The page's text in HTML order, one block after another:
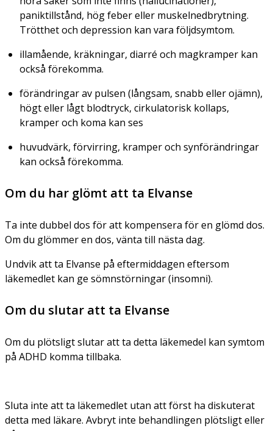
paniktillstånd, hög feber eller muskelnedbrytning.
Trötthet och depression kan vara följdsymtom.
illamående, kräkningar, diarré och magkramper kan
också förekomma.
förändringar av pulsen (långsam, snabb eller ojämn),
högt eller lågt blodtryck, cirkulatorisk kollaps,
kramper och koma kan ses
huvudvärk, förvirring, kramper och synförändringar
kan också förekomma.
Om du har glömt att ta Elvanse
Ta inte dubbel dos för att kompensera för en glömd dos.
Om du glömmer en dos, vänta till nästa dag.
Undvik att ta Elvanse på eftermiddagen eftersom
läkemedlet kan ge sömnstörningar (insomni).
Om du slutar att ta Elvanse
Om du plötsligt slutar att ta detta läkemedel kan symtom
på ADHD komma tillbaka.
Sluta inte att ta läkemedlet utan att först ha diskuterat
detta med läkare. Avbryt inte behandlingen plötsligt eller